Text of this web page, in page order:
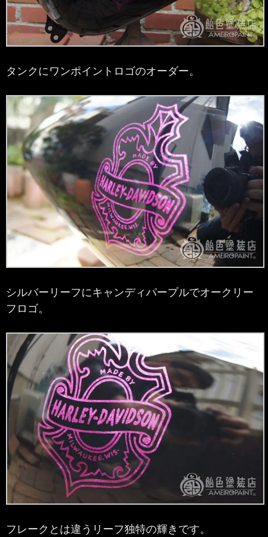
タンクにワンポイントロゴのオーダー。
シルバーリーフにキャンディパープルでオークリー
フロゴ。
フレークとは違うリーフ独特の輝きです。